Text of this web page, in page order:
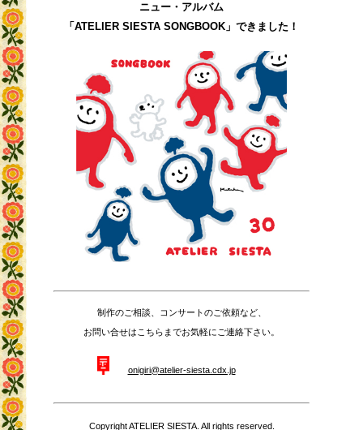
ニュー・アルバム
「ATELIER SIESTA SONGBOOK」できました！
制作のご相談、コンサートのご依頼など、
お問い合せはこちらまでお気軽にご連絡下さい。
onigiri@atelier-siesta.cdx.jp
Copyright ATELIER SIESTA. All rights reserved.